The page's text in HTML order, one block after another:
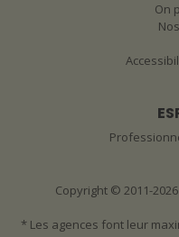
On
Copyright © 2011-
* Les agences font leur